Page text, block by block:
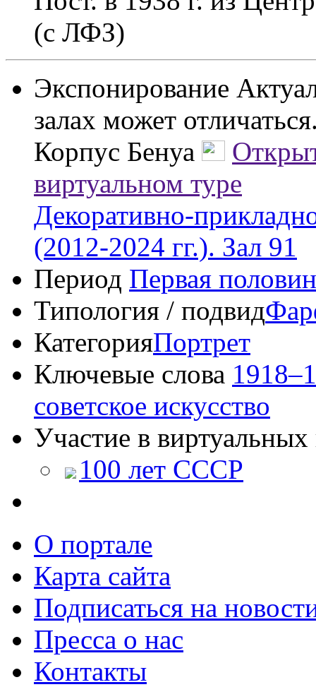
(с ЛФЗ)
Экспонирование
залах может
Корпус Бенуа
виртуальном туре
Декоративно-
(2012-2024 гг.). Зал 91
Период Первая
Типология / подвид
КатегорияПортрет
Ключевые слова
советское искусство
Участие в
100 лет СССР
О портале
Карта сайта
Подписаться на
Пресса о нас
Контакты